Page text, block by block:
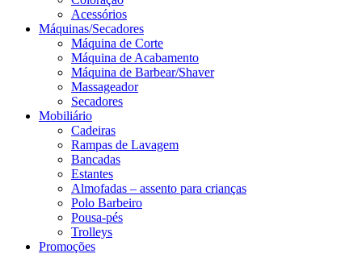
Acessórios
Máquinas/Secadores
Máquina de Corte
Máquina de Acabamento
Máquina de Barbear/Shaver
Massageador
Secadores
Mobiliário
Cadeiras
Rampas de Lavagem
Bancadas
Estantes
Almofadas – assento para crianças
Polo Barbeiro
Pousa-pés
Trolleys
Promoções